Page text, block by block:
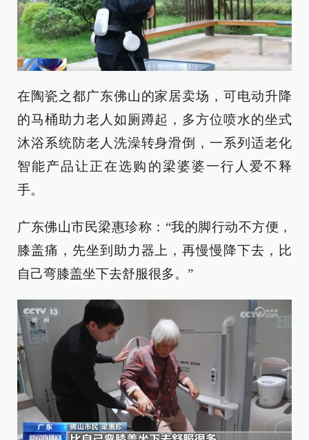
在陶瓷之都广东佛山的家居卖场，可电动升降
的马桶助力老人如厕蹲起，多方位喷水的坐式
沐浴系统防老人洗澡转身滑倒，一系列适老化
智能产品让正在选购的梁婆婆一行人爱不释
手。
广东佛山市民梁惠珍称：“我的脚行动不方便，
膝盖痛，先坐到助力器上，再慢慢降下去，比
自己弯膝盖坐下去舒服很多。”